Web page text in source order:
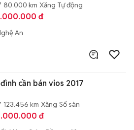
80.000 km Xăng Tự động
đ
An
cần bán vios 2017
123.456 km Xăng Số sàn
đ